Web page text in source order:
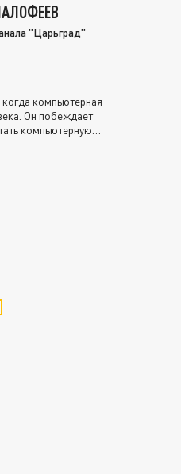
"Царьград"
компьютерная
Он побеждает
компьютерную